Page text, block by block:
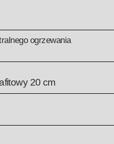
ogrzewania
20 cm